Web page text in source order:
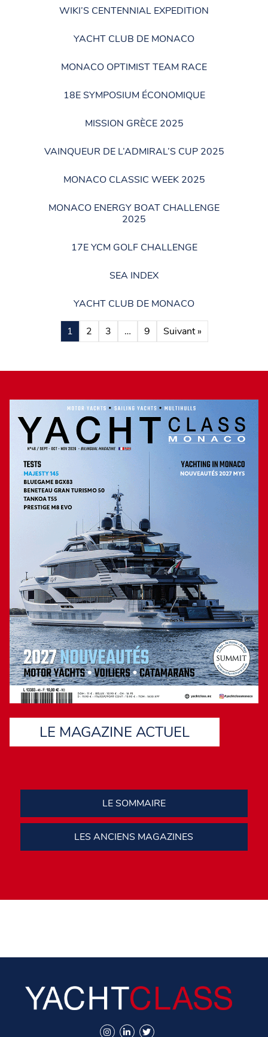
WIKI’S CENTENNIAL EXPEDITION
YACHT CLUB DE MONACO
MONACO OPTIMIST TEAM RACE
18E SYMPOSIUM ÉCONOMIQUE
MISSION GRÈCE 2025
VAINQUEUR DE L’ADMIRAL’S CUP 2025
MONACO CLASSIC WEEK 2025
MONACO ENERGY BOAT CHALLENGE
2025
17E YCM GOLF CHALLENGE
SEA INDEX
YACHT CLUB DE MONACO
1 2 3 … 9 Suivant »
LE MAGAZINE ACTUEL
LE SOMMAIRE
LES ANCIENS MAGAZINES